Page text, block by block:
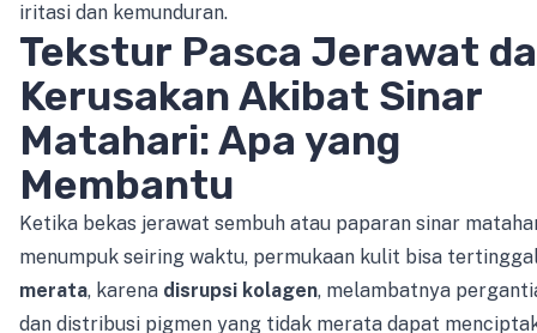
iritasi dan kemunduran.
Tekstur Pasca Jerawat
Kerusakan Akibat Sinar
Matahari: Apa yang
Membantu
Ketika bekas jerawat sembuh atau paparan sinar
menumpuk seiring waktu, permukaan kulit bisa
merata, karena disrupsi kolagen, melambatnya
dan distribusi pigmen yang tidak merata dapat